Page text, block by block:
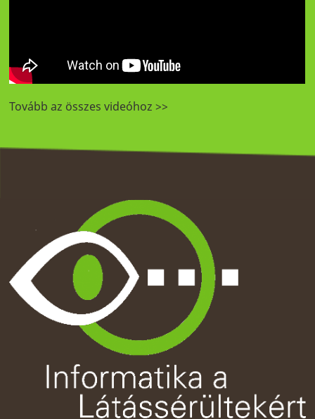
Tovább az összes videóhoz >>